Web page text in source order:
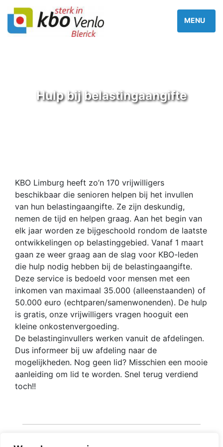
Hulp bij belastingaangifte
KBO Limburg heeft zo’n 170 vrijwilligers
beschikbaar die senioren helpen bij het invullen
van hun belastingaangifte. Ze zijn deskundig,
nemen de tijd en helpen graag. Aan het begin van
elk jaar worden ze bijgeschoold rondom de laatste
ontwikkelingen op belastinggebied. Vanaf 1 maart
gaan ze weer graag aan de slag voor KBO-leden
die hulp nodig hebben bij de belastingaangifte.
Deze service is bedoeld voor mensen met een
inkomen van maximaal 35.000 (alleenstaanden) of
50.000 euro (echtparen/samenwonenden). De hulp
is gratis, onze vrijwilligers vragen hooguit een
kleine onkostenvergoeding.
De belastinginvullers werken vanuit de afdelingen.
Dus informeer bij uw afdeling naar de
mogelijkheden. Nog geen lid? Misschien een mooie
aanleiding om lid te worden. Snel terug verdiend
toch!!